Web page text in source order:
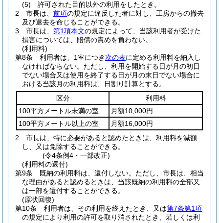
(5)
許可された目的以外の利用をしたとき。
2
市長は、 前項の規定に違反した者に対し、工房からの撤去
及び退去を命じることができる。
3
市長は、 第1項本文の規定によって、当該利用者が受けた
損害については、賠償の責めを負わない。
(利用料)
第8条
利用者は、1室につき 次の表に定める利用料を納入し
なければならない。 ただし、利用を開始する日が月の初日
でない場合又は使用を終了する日が月の末日でない場合に
おける当該月の利用料は、日割り計算とする。
区分
利用料
100平方メートル未満の室
月額10,000円
100平方メートル以上の室
月額16,000円
2
市長は、特に必要があると認めたときは、利用料を減額
し、又は免除することができる。
(令4条例4・一部改正)
(利用料の還付)
第9条
既納の利用料は、還付しない。 ただし、市長は、相当
な理由があると認めるときは、当該既納の利用料の全部又
は一部を還付することができる。
(原状回復)
第10条
利用者は、その利用を終えたとき、又は第7条第1項
の規定により利用の許可を取り消されたとき、若しくは利